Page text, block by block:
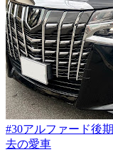
#30アルファード後期
去の愛車